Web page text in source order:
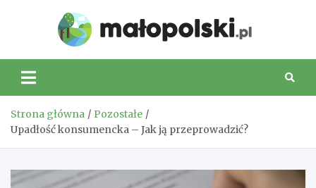
Strona główna
Pozostałe
Upadłość konsumencka – Jak ją przeprowadzić?